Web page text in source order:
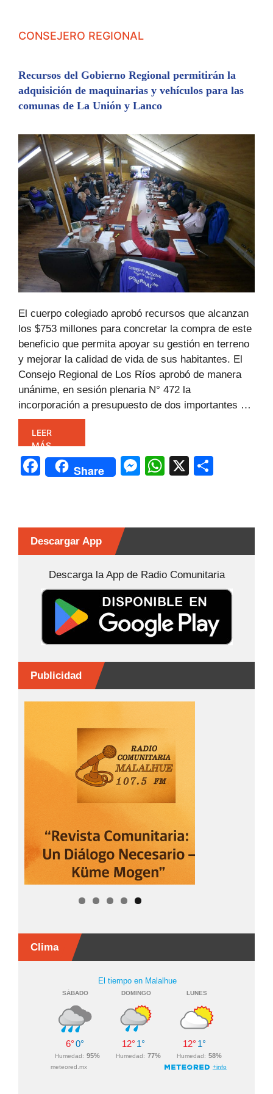
CONSEJERO REGIONAL
Recursos del Gobierno Regional permitirán la
adquisición de maquinarias y vehículos para las
comunas de La Unión y Lanco
El cuerpo colegiado aprobó recursos que alcanzan
los $753 millones para concretar la compra de este
beneficio que permita apoyar su gestión en terreno
y mejorar la calidad de vida de sus habitantes. El
Consejo Regional de Los Ríos aprobó de manera
unánime, en sesión plenaria N° 472 la
incorporación a presupuesto de dos importantes …
LEER
MÁS
F
a
e
b
o
o
k
Share
M
s
n
g
er
W
s
p
p
X
p
tir
Descargar App
Descarga la App de Radio Comunitaria
Publicidad
Clima